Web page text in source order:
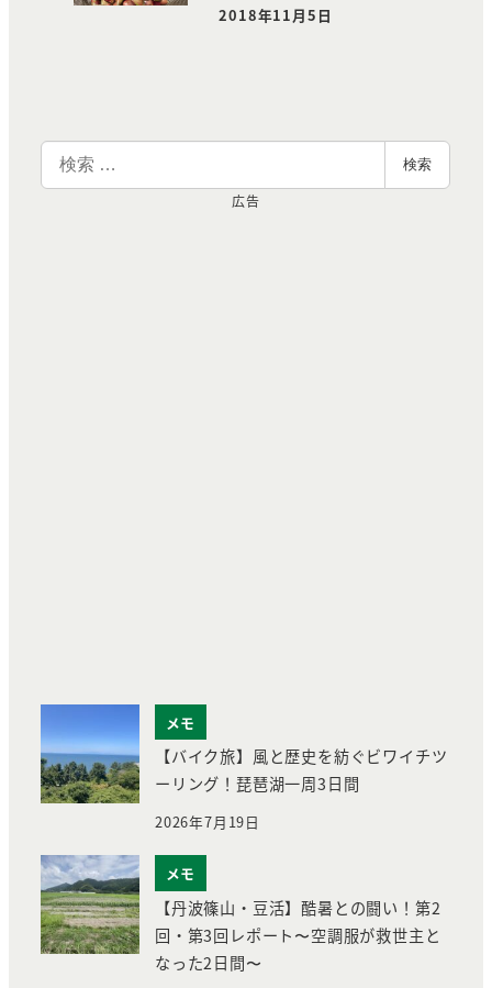
投稿日
2018年11月5日
検
索
検索
広告
メモ
【バイク旅】風と歴史を紡ぐビワイチツ
ーリング！琵琶湖一周3日間
2026年7月19日
メモ
【丹波篠山・豆活】酷暑との闘い！第2
回・第3回レポート〜空調服が救世主と
なった2日間〜